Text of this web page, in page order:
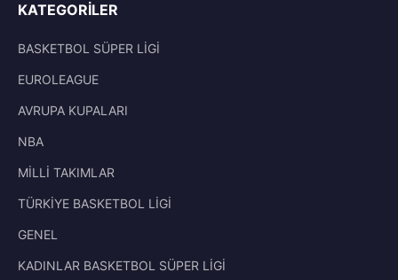
KATEGORILER
BASKETBOL SÜPER LİGİ
EUROLEAGUE
AVRUPA KUPALARI
NBA
MİLLİ TAKIMLAR
TÜRKİYE BASKETBOL LİGİ
GENEL
KADINLAR BASKETBOL SÜPER LİGİ